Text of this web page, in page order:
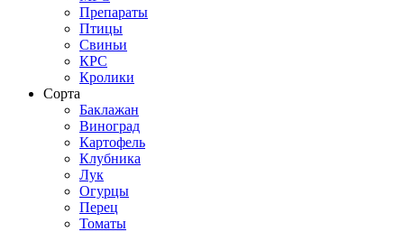
Препараты
Птицы
Свиньи
КРС
Кролики
Сорта
Баклажан
Виноград
Картофель
Клубника
Лук
Огурцы
Перец
Томаты